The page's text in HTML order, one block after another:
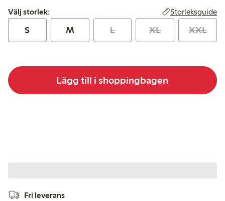
Välj storlek:
Välj storlek: Storleksguide
S M L XL XXL
Lägg till i shoppingbagen
Fri leverans